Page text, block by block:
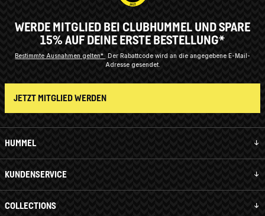
HUMMEL
KUNDENSERVICE
COLLECTIONS
WERDE MITGLIED BEI CLUBHUMMEL UND SPARE
15% AUF DEINE ERSTE BESTELLUNG*
Bestimmte Ausnahmen gelten* Der Rabattcode wird an die angegebene E-Mail-
Adresse gesendet.
JETZT MITGLIED WERDEN